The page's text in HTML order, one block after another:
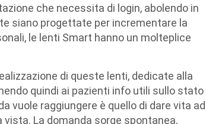
che necessita di login, abolendo in
siano progettate per incrementare la
le lenti Smart hanno un molteplice
di queste lenti, dedicate alla
quindi ai pazienti info utili sullo stato
vuole raggiungere è quello di dare vita ad
La domanda sorge spontanea,